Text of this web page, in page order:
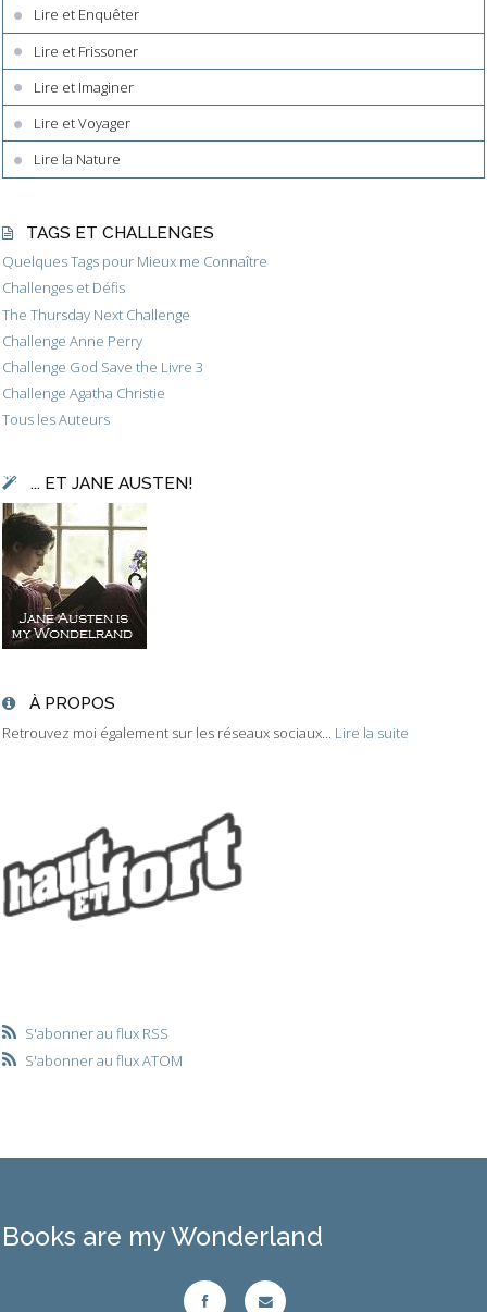
Lire et Enquêter
Lire et Frissoner
Lire et Imaginer
Lire et Voyager
Lire la Nature
TAGS ET CHALLENGES
Quelques Tags pour Mieux me Connaître
Challenges et Défis
The Thursday Next Challenge
Challenge Anne Perry
Challenge God Save the Livre 3
Challenge Agatha Christie
Tous les Auteurs
... ET JANE AUSTEN!
À PROPOS
Retrouvez moi également sur les réseaux sociaux... Lire la suite
S'abonner au flux RSS
S'abonner au flux ATOM
Books are my Wonderland